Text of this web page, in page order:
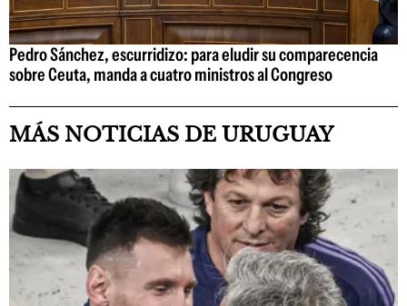
Pedro Sánchez, escurridizo: para eludir su comparecencia
sobre Ceuta, manda a cuatro ministros al Congreso
MÁS NOTICIAS DE URUGUAY